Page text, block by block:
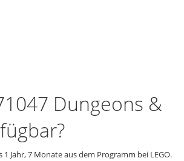
Dungeons &
Jahr, 7 Monate aus dem Programm bei LEGO.